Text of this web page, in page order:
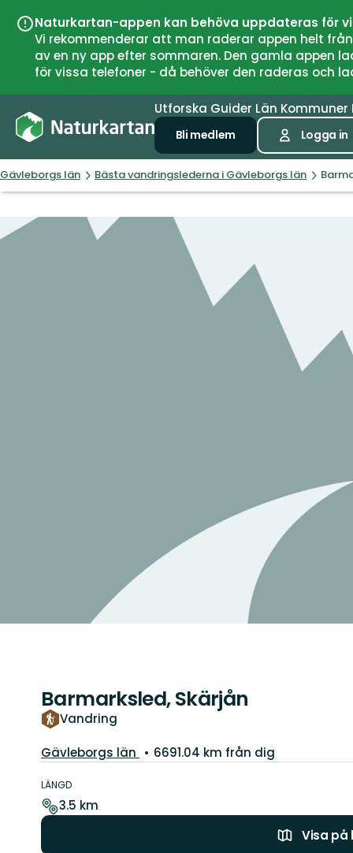
Naturkartan-appen kan behöva uppdateras för
Vi rekommenderar att man raderar appen helt
av en ny app efter sommaren. Den gamla
för vissa telefoner - då behöver den raderas och
Utforska Guider Län Kommuner
Bli medlem Logga in
Gävleborgs län Bästa vandringslederna i Gävleborgs län
Barmarksled, Skärjån
Vandring
Län:
Gävleborgs län 6691.04 km från dig
om
leden
LÄNGD
3.5 km
Visa på